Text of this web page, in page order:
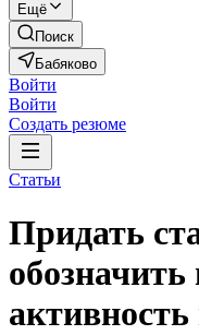
Ещё
Поиск
Бабяково
Войти
Войти
Создать резюме
Статьи
Придать